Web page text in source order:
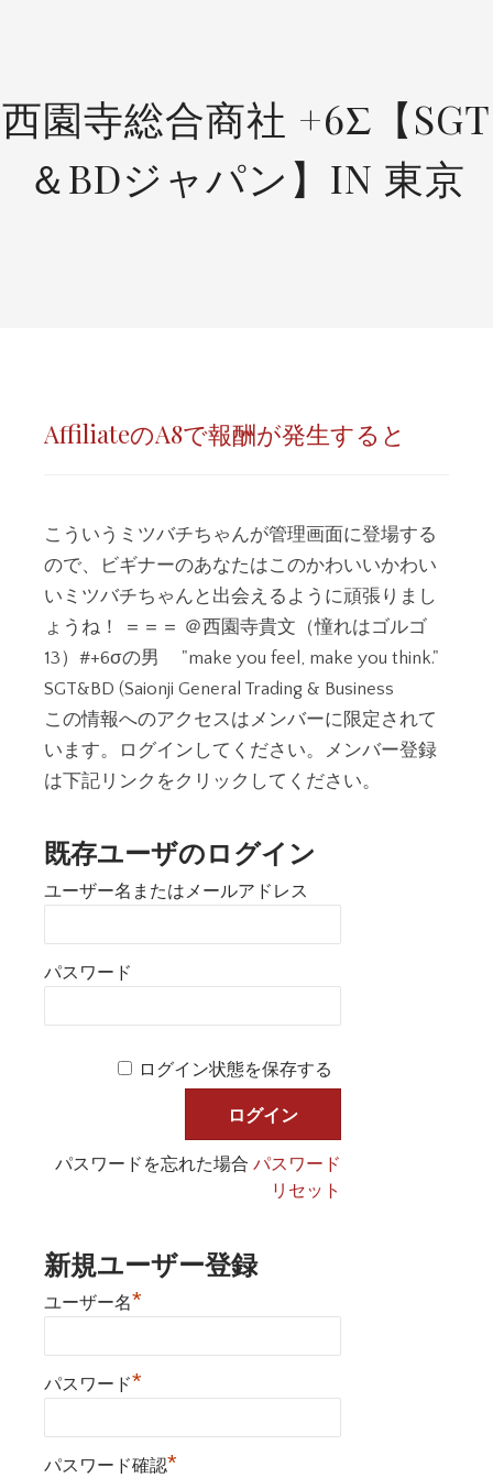
西園寺総合商社 +6Σ【SGT
＆BDジャパン】IN 東京
AffiliateのA8で報酬が発生すると
こういうミツバチちゃんが管理画面に登場する
ので、ビギナーのあなたはこのかわいいかわい
いミツバチちゃんと出会えるように頑張りまし
ょうね！ ＝＝＝ ＠西園寺貴文（憧れはゴルゴ
13）#+6σの男 "make you feel, make you think."
SGT&BD (Saionji General Trading & Business
この情報へのアクセスはメンバーに限定されて
います。ログインしてください。メンバー登録
は下記リンクをクリックしてください。
既存ユーザのログイン
ユーザー名またはメールアドレス
パスワード
ログイン状態を保存する
パスワードを忘れた場合パスワード
リセット
新規ユーザー登録
ユーザー名*
パスワード*
パスワード確認*